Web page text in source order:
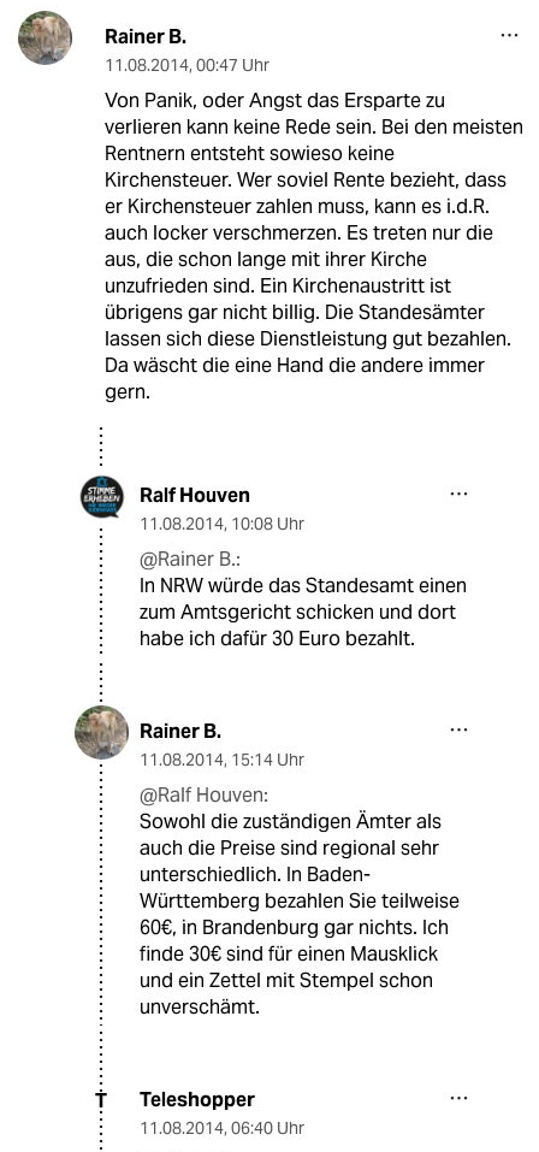
Rainer B.
11.08.2014, 00:47 Uhr
Von Panik, oder Angst das Ersparte zu
verlieren kann keine Rede sein. Bei den meisten
Rentnern entsteht sowieso keine
Kirchensteuer. Wer soviel Rente bezieht, dass
er Kirchensteuer zahlen muss, kann es i.d.R.
auch locker verschmerzen. Es treten nur die
aus, die schon lange mit ihrer Kirche
unzufrieden sind. Ein Kirchenaustritt ist
übrigens gar nicht billig. Die Standesämter
lassen sich diese Dienstleistung gut bezahlen.
Da wäscht die eine Hand die andere immer
gern.
Ralf Houven
11.08.2014, 10:08 Uhr
@Rainer B.:
In NRW würde das Standesamt einen
zum Amtsgericht schicken und dort
habe ich dafür 30 Euro bezahlt.
Rainer B.
11.08.2014, 15:14 Uhr
@Ralf Houven:
Sowohl die zuständigen Ämter als
auch die Preise sind regional sehr
unterschiedlich. In Baden-
Württemberg bezahlen Sie teilweise
60€, in Brandenburg gar nichts. Ich
finde 30€ sind für einen Mausklick
und ein Zettel mit Stempel schon
unverschämt.
T Teleshopper
11.08.2014, 06:40 Uhr